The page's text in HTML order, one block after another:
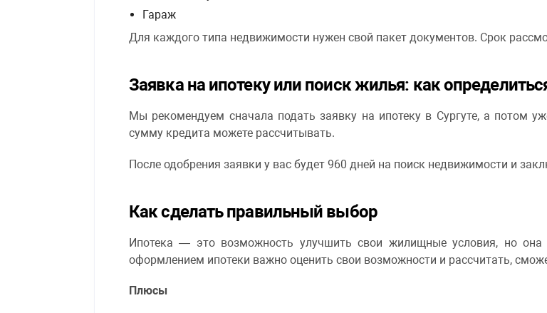
Гараж
Для каждого типа недвижимости нужен свой пакет документов. Срок
Заявка на ипотеку или поиск жилья: как
Мы рекомендуем сначала подать заявку на ипотеку в Сургуте, а потом
сумму кредита можете рассчитывать.
После одобрения заявки у вас будет 960 дней на поиск недвижимости и
Как сделать правильный выбор
Ипотека — это возможность улучшить свои жилищные условия, но
оформлением ипотеки важно оценить свои возможности и рассчитать,
Плюсы